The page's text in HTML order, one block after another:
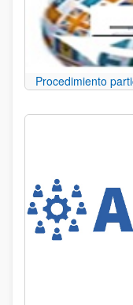
Procedimiento